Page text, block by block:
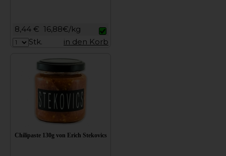
8,44 € 16,88€/kg
Stk.
in den Korb
Chilipaste 130g von Erich Stekovics